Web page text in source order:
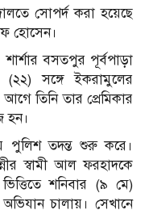
সোপর্দ করা হয়েছে
হোসেন।
শার্শার বসতপুর পূর্বপাড়া
(২২) সঙ্গে ইকরামুলের
তিনি তার প্রেমিকার
হন।
পুলিশ তদন্ত শুরু করে।
স্বামী আল ফরহাদকে
শনিবার (৯ মে)
চালায়। সেখানে